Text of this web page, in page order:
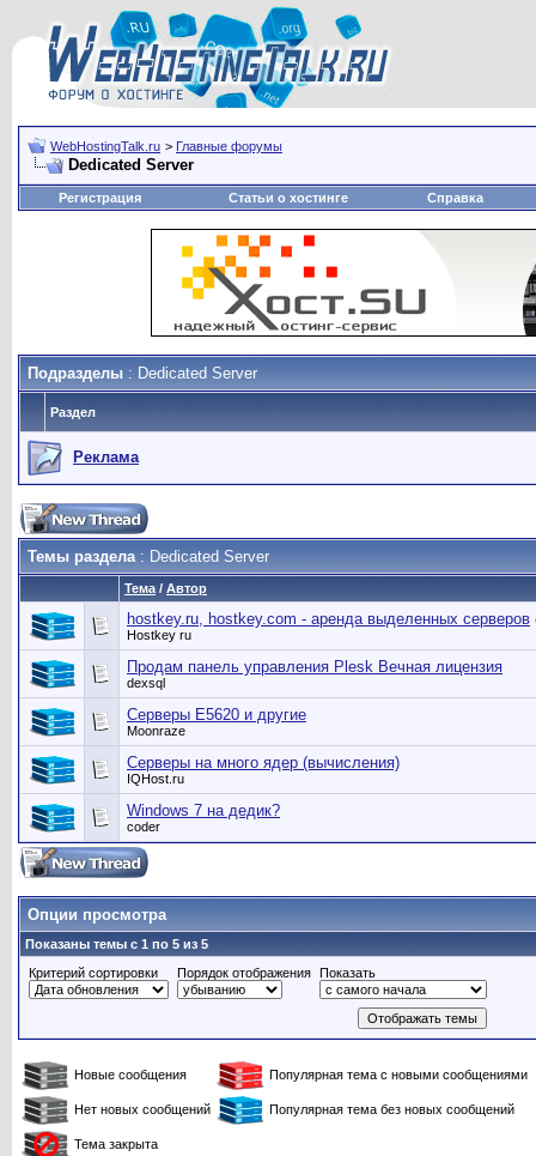
WebHostingTalk.ru > Главные форумы
Dedicated Server
Регистрация Статьи о хостинге Справка
Подразделы : Dedicated Server
Раздел
Реклама
Темы раздела: Dedicated Server
Тема / Автор
hostkey.ru, hostkey.com - аренда выделенных серверов
Hostkey ru
Продам панель управления Plesk Вечная лицензия
dexsql
Серверы E5620 и другие
Moonraze
Серверы на много ядер (вычисления)
IQHost.ru
Windows 7 на дедик?
coder
Опции просмотра
Показаны темы с 1 по 5 из 5
Критерий сортировки
Порядок отображения Показать
Новые сообщения Популярная тема с новыми сообщениями
Нет новых сообщений Популярная тема без новых сообщений
Тема закрыта